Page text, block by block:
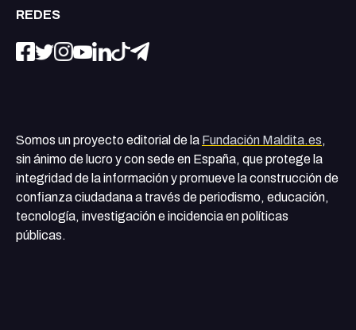
REDES
Somos un proyecto editorial de la Fundación Maldita.es,
sin ánimo de lucro y con sede en España, que protege la
integridad de la información y promueve la construcción de
confianza ciudadana a través de periodismo, educación,
tecnología, investigación e incidencia en políticas
públicas.